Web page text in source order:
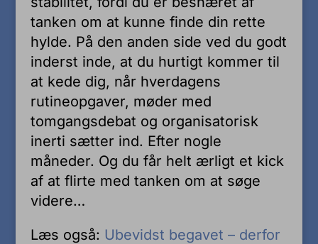
tanken om at kunne finde din rette
hylde. På den anden side ved du godt
inderst inde, at du hurtigt kommer til
at kede dig, når hverdagens
rutineopgaver, møder med
tomgangsdebat og organisatorisk
inerti sætter ind. Efter nogle
måneder. Og du får helt ærligt et kick
af at flirte med tanken om at søge
videre…
Læs også: Ubevidst begavet – derfor